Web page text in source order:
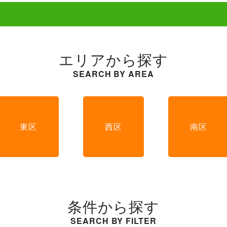
エリアから探す
SEARCH BY AREA
東区 西区 南区
条件から探す
SEARCH BY FILTER